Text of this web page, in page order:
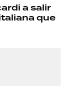
a salir
que